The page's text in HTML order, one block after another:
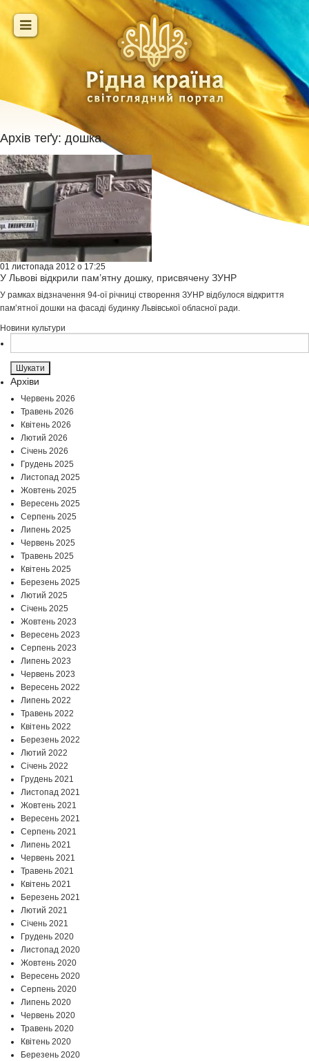
Архів теґу: дошка
01 листопада 2012 о 17:25
У Львові відкрили пам’ятну дошку, присвячену ЗУНР
У рамках відзначення 94-ої річниці створення ЗУНР відбулося відкриття
пам’ятної дошки на фасаді будинку Львівської обласної ради.
Новини культури
Архіви
Червень 2026
Травень 2026
Квітень 2026
Лютий 2026
Січень 2026
Грудень 2025
Листопад 2025
Жовтень 2025
Вересень 2025
Серпень 2025
Липень 2025
Червень 2025
Травень 2025
Квітень 2025
Березень 2025
Лютий 2025
Січень 2025
Жовтень 2023
Вересень 2023
Серпень 2023
Липень 2023
Червень 2023
Вересень 2022
Липень 2022
Травень 2022
Квітень 2022
Березень 2022
Лютий 2022
Січень 2022
Грудень 2021
Листопад 2021
Жовтень 2021
Вересень 2021
Серпень 2021
Липень 2021
Червень 2021
Травень 2021
Квітень 2021
Березень 2021
Лютий 2021
Січень 2021
Грудень 2020
Листопад 2020
Жовтень 2020
Вересень 2020
Серпень 2020
Липень 2020
Червень 2020
Травень 2020
Квітень 2020
Березень 2020